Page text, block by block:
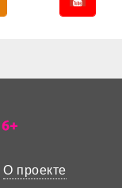
О проекте